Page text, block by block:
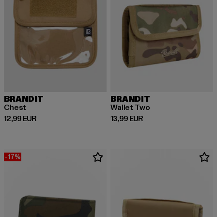
BRANDIT
Chest
12,99 EUR
Derzeitiger Preis: 12,99 EUR
BRANDIT
Wallet Two
13,99 EUR
Derzeitiger Preis: 13,99 EUR
-17%